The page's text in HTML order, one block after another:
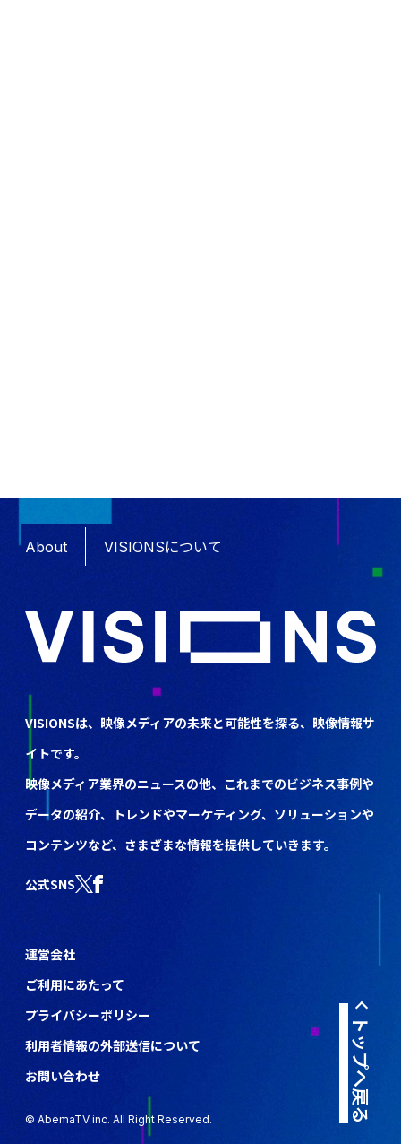
トップへ戻る
About VISIONSについて
VISIONSは、映像メディアの未来と可能性を探る、映像情報サ
イトです。
映像メディア業界のニュースの他、これまでのビジネス事例や
データの紹介、トレンドやマーケティング、ソリューションや
コンテンツなど、さまざまな情報を提供していきます。
公式SNS
運営会社
ご利用にあたって
プライバシーポリシー
利用者情報の外部送信について
お問い合わせ
© AbemaTV inc. All Right Reserved.